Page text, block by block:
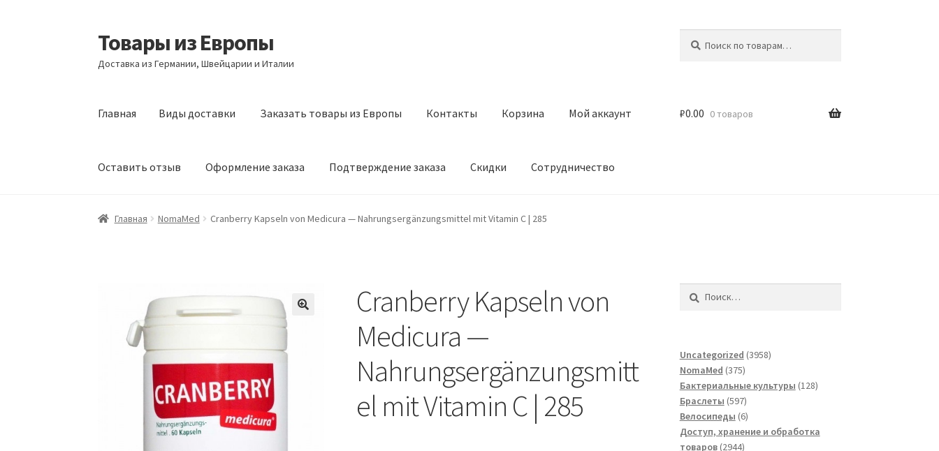
Перейти
к
навигации
Перейти
к
содержимому
Товары из Европы
Доставка из Германии, Швейцарии и Италии
Главная Виды доставки Заказать товары из Европы Контакты Корзина Мой аккаунт
Оставить отзыв Оформление заказа Подтверждение заказа Скидки Сотрудничество
Главная Виды доставки Заказать товары из Европы Контакты КорзинаМой аккаунт Оставить отзыв
₽0.00 0 товаров
Главная NomaMed Cranberry Kapseln von Medicura — Nahrungsergänzungsmittel mit Vitamin C | 285
Cranberry Kapseln von
Medicura —
Nahrungsergänzungsmitt
el mit Vitamin C | 285
Uncategorized 39583958
NomaMed 375375
товаров
Бактериальные культуры 128128
Браслеты 597597
товаров
Велосипеды 66
товаров
Доступ, хранение и обработка
товаров 29442944